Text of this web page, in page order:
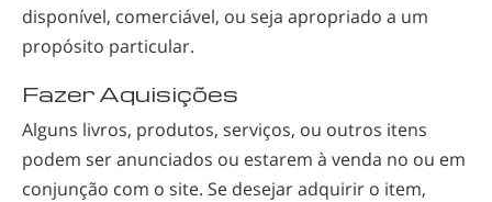
disponível, comerciável, ou seja apropriado a um
propósito particular.
Fazer Aquisições
Alguns livros, produtos, serviços, ou outros itens
podem ser anunciados ou estarem à venda no ou em
conjunção com o site. Se desejar adquirir o item,